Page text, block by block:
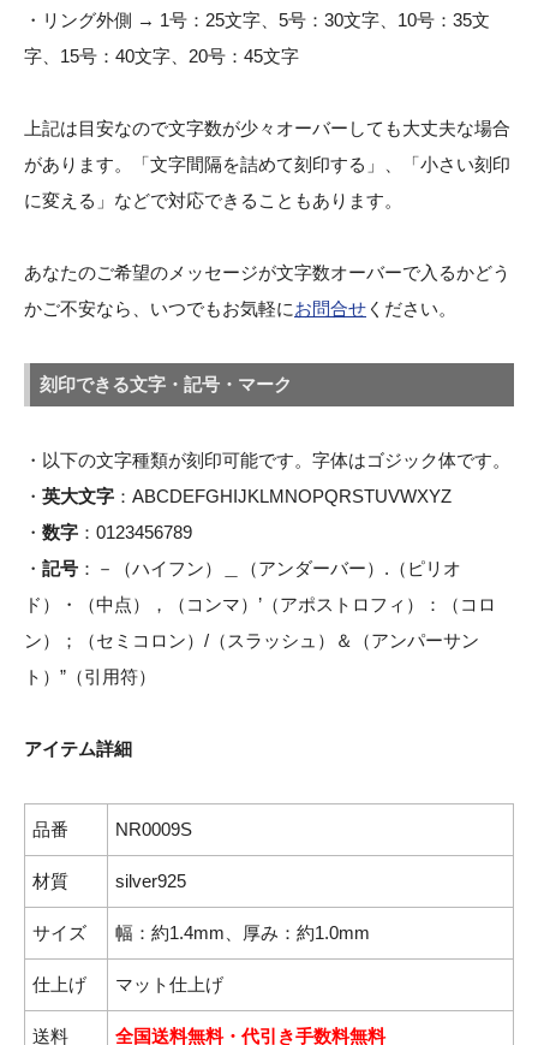
・リング外側 → 1号：25文字、5号：30文字、10号：35文
字、15号：40文字、20号：45文字
上記は目安なので文字数が少々オーバーしても大丈夫な場合
があります。「文字間隔を詰めて刻印する」、「小さい刻印
に変える」などで対応できることもあります。
あなたのご希望のメッセージが文字数オーバーで入るかどう
かご不安なら、いつでもお気軽にお問合せ ください。
刻印できる文字・記号・マーク
・以下の文字種類が刻印可能です。字体はゴジック体です。
・ 英大文字 ：ABCDEFGHIJKLMNOPQRSTUVWXYZ
・ 数字 ：0123456789
・ 記号 ：－（ハイフン）＿（アンダーバー）.（ピリオ
ド）・（中点），（コンマ）’（アポストロフィ）：（コロ
ン）；（セミコロン）/（スラッシュ）＆（アンパーサン
ト）”（引用符）
アイテム詳細
品番 NR0009S
材質 silver925
サイズ 幅：約1.4mm、厚み：約1.0mm
仕上げ マット仕上げ
送料 全国送料無料・代引き手数料無料